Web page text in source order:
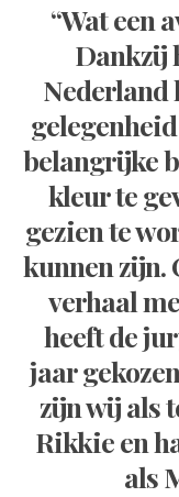
“Wat een
Dankzij
Nederland
belangrijke
kleur te
gezien te
kunnen zijn.
verhaal
heeft de
jaar
zijn wij als
Rikkie en
als